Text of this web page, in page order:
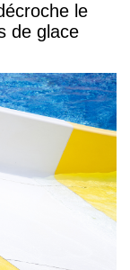
le
de glace